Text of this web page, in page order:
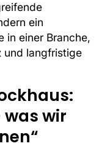
ein
in einer Branche,
und langfristige
was wir